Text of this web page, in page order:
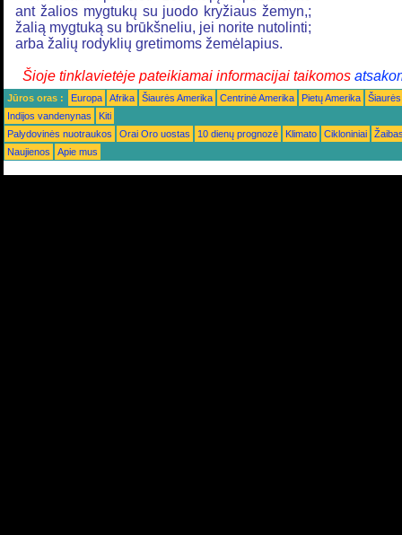
ant žalios mygtukų su juodo kryžiaus žemyn,;
žalią mygtuką su brūkšneliu, jei norite nutolinti;
arba žalių rodyklių gretimoms žemėlapius.
Šioje tinklavietėje pateikiamai informacijai taikomos
Jūros oras : Europa Afrika Šiaurės Amerika Centrinė Amerika Pietų Amerika
Indijos vandenynas
Kiti
Palydovinės nuotraukos
Orai Oro uostas 10 dienų prognozė Klimato Cikloniniai
Naujienos
Apie mus